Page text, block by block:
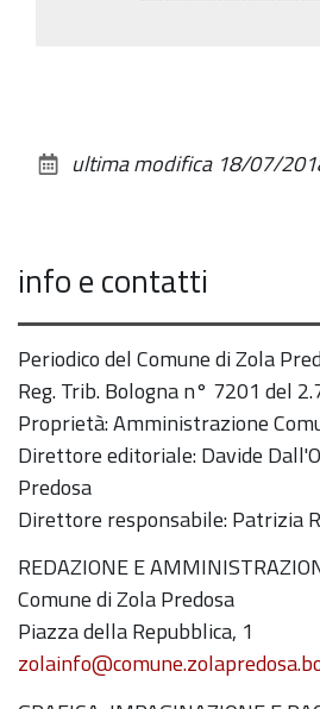
documento
ultima modifica 18/07/
info e contatti
Periodico del Comune di Zola
Reg. Trib. Bologna n° 7201 del
Proprietà: Amministrazione
Direttore editoriale: Davide
Predosa
Direttore responsabile: Patrizia
REDAZIONE E
Comune di Zola Predosa
Piazza della Repubblica, 1